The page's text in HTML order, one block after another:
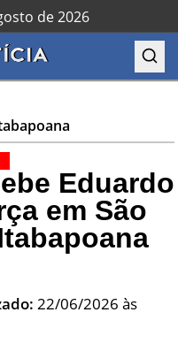
de 2026
Eduardo
em São
22/06/2026 às